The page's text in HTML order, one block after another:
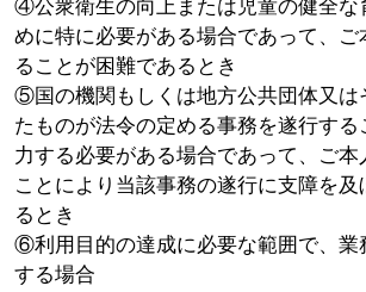
④公衆衛生の向上または児童の健全な
めに特に必要がある場合であって、ご
ることが困難であるとき
⑤国の機関もしくは地方公共団体又は
たものが法令の定める事務を遂行する
力する必要がある場合であって、ご本
ことにより当該事務の遂行に支障を及
るとき
⑥利用目的の達成に必要な範囲で、業
する場合